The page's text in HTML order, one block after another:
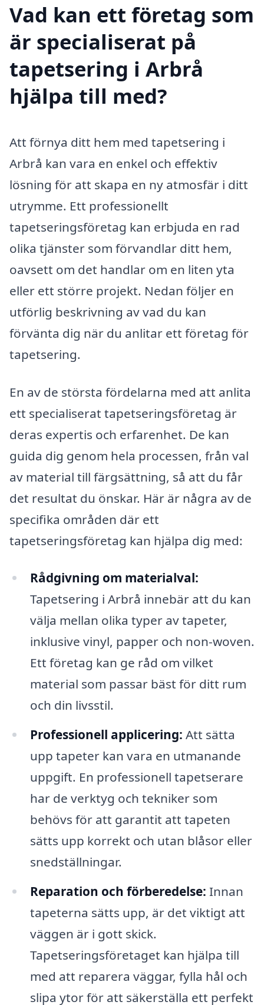
Vad kan ett företag som
är specialiserat på
tapetsering i Arbrå
hjälpa till med?
Att förnya ditt hem med tapetsering i
Arbrå kan vara en enkel och effektiv
lösning för att skapa en ny atmosfär i ditt
utrymme. Ett professionellt
tapetseringsföretag kan erbjuda en rad
olika tjänster som förvandlar ditt hem,
oavsett om det handlar om en liten yta
eller ett större projekt. Nedan följer en
utförlig beskrivning av vad du kan
förvänta dig när du anlitar ett företag för
tapetsering.
En av de största fördelarna med att anlita
ett specialiserat tapetseringsföretag är
deras expertis och erfarenhet. De kan
guida dig genom hela processen, från val
av material till färgsättning, så att du får
det resultat du önskar. Här är några av de
specifika områden där ett
tapetseringsföretag kan hjälpa dig med:
Rådgivning om materialval:
Tapetsering i Arbrå innebär att du kan
välja mellan olika typer av tapeter,
inklusive vinyl, papper och non-woven.
Ett företag kan ge råd om vilket
material som passar bäst för ditt rum
och din livsstil.
Professionell applicering: Att sätta
upp tapeter kan vara en utmanande
uppgift. En professionell tapetserare
har de verktyg och tekniker som
behövs för att garantit att tapeten
sätts upp korrekt och utan blåsor eller
snedställningar.
Reparation och förberedelse: Innan
tapeterna sätts upp, är det viktigt att
väggen är i gott skick.
Tapetseringsföretaget kan hjälpa till
med att reparera väggar, fylla hål och
slipa ytor för att säkerställa ett perfekt